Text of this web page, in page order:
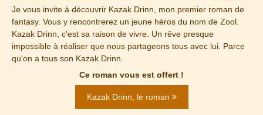
Je vous invite à découvrir Kazak Drinn, mon premier roman de
fantasy. Vous y rencontrerez un jeune héros du nom de Zool.
Kazak Drinn, c'est sa raison de vivre. Un rêve presque
impossible à réaliser que nous partageons tous avec lui. Parce
qu'on a tous son Kazak Drinn.
Ce roman vous est offert !
Kazak Drinn, le roman